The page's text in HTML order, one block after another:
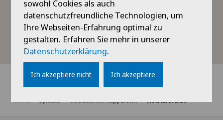
Rega
Home Spitäler Rosenklinik Rapperswil Notfalldienst
sowohl Cookies als auch
datenschutzfreundliche Technologien, um
Ihre Webseiten-Erfahrung optimal zu
gestalten. Erfahren Sie mehr in unserer
Datenschutzerklärung.
Ich akzeptiere nicht Ich akzeptiere